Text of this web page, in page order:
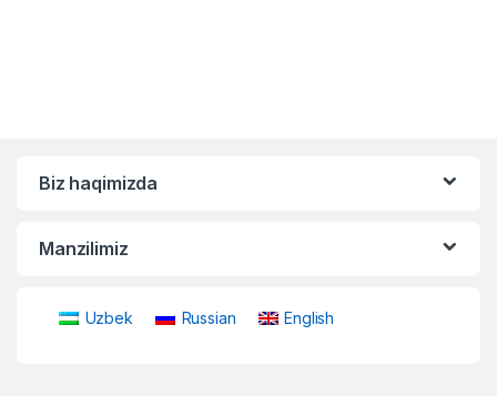
Biz haqimizda
Manzilimiz
Uzbek Russian English